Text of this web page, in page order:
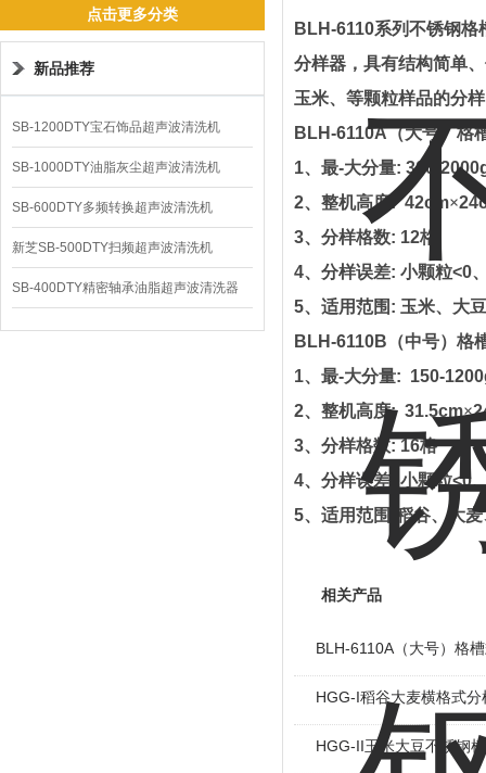
点击更多分类
新品推荐
SB-1200DTY宝石饰品超声波清洗机
SB-1000DTY油脂灰尘超声波清洗机
SB-600DTY多频转换超声波清洗机
新芝SB-500DTY扫频超声波清洗机
SB-400DTY精密轴承油脂超声波清洗器
BLH-6110系列不锈钢格
分样器，具有结构简单
玉米、等颗粒样品的分
BLH-6110A（大号）格
1、最-大分量: 300-
2、整机高度 : 42cm×
3、分样格数: 12格
4、分样误差: 小颗粒<0
5、适用范围 : 玉米、大
BLH-6110B （中号）格
1、最-大分量: 150-
2、整机高度: 31.5cm×
3、分样格数: 16格
4、分样误差 小颗粒<0
5、适用范围 稻谷、大
相关产品
BLH-6110A（大号）格
HGG-I稻谷大麦横格式分
HGG-II玉米大豆不锈钢